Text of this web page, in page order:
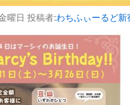
曜日 投稿者:わちふぃーるど